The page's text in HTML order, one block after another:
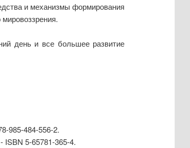
и механизмы формирования
день и все большее развитие
985-484-556-2.
ISBN 5-65781-365-4.